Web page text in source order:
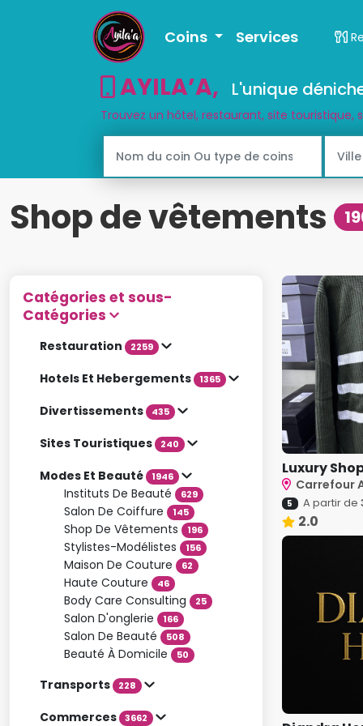
Coins Services
AYILA’A, L'unique
Trouvez un hôtel, restaurant, site touristique,
Shop de vêtements
Catégories et sous-
Catégories
Restauration 2259
Hotels Et Hebergements 1365
Divertissements 435
Sites Touristiques 240
Modes Et Beauté 1946
Instituts De Beauté 629
Salon De Coiffure 145
Shop De Vêtements 196
Stylistes-Modélistes 156
Maison De Couture 62
Haute Couture 46
Body Care Consulting 25
Salon D'onglerie 166
Salon De Beauté 508
Beauté À Domicile 50
Transports 228
Commerces 3662
Luxury
Carrefour
5 A partir de
2.0